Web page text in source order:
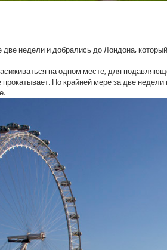
недели и добрались до Лондона,
на одном месте, для
По крайней мере за две